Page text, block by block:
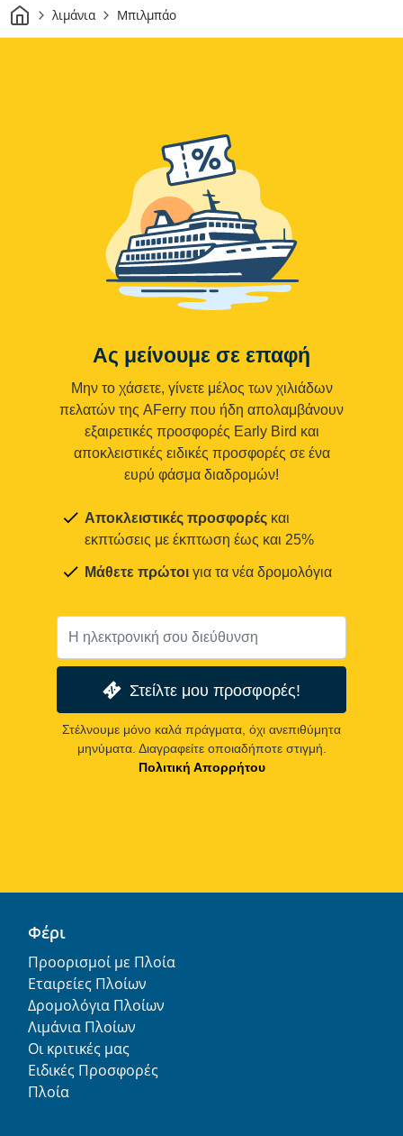
Σπίτιλιμάνια Μπιλμπάο
Ας μείνουμε σε επαφή
Μην το χάσετε, γίνετε μέλος των χιλιάδων
πελατών της AFerry που ήδη απολαμβάνουν
εξαιρετικές προσφορές Early Bird και
αποκλειστικές ειδικές προσφορές σε ένα
ευρύ φάσμα διαδρομών!
Αποκλειστικές προσφορές και
εκπτώσεις με έκπτωση έως και 25%
Μάθετε πρώτοι για τα νέα δρομολόγια
Στείλτε μου προσφορές!
Στέλνουμε μόνο καλά πράγματα, όχι ανεπιθύμητα
μηνύματα. Διαγραφείτε οποιαδήποτε στιγμή.
Πολιτική Απορρήτου
Φέρι
Προορισμοί με Πλοία
Εταιρείες Πλοίων
Δρομολόγια Πλοίων
Λιμάνια Πλοίων
Οι κριτικές μας
Ειδικές Προσφορές
Πλοία